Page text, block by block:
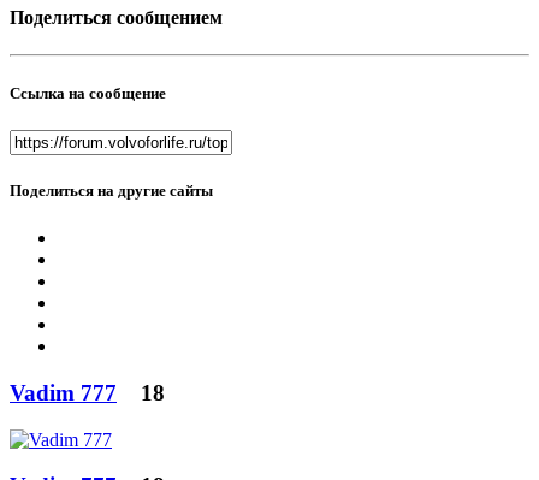
Поделиться сообщением
Ссылка на сообщение
Поделиться на другие сайты
Vadim 777 18